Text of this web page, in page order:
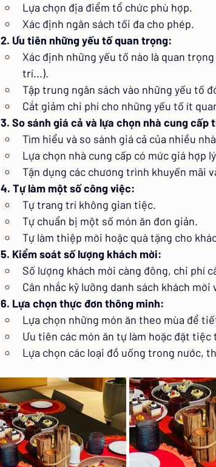
Lựa chọn địa điểm tổ chức phù hợp.
Xác định ngân sách tối đa cho phép.
2. Ưu tiên những yếu tố quan trọng:
Xác định những yếu tố nào là quan
trí...).
Tập trung ngân sách vào những yếu tố
Cắt giảm chi phí cho những yếu tố ít
3. So sánh giá cả và lựa chọn nhà cung cấp
Tìm hiểu và so sánh giá cả của nhiều
Lựa chọn nhà cung cấp có mức giá hợp
Tận dụng các chương trình khuyến mãi
4. Tự làm một số công việc:
Tự trang trí không gian tiệc.
Tự chuẩn bị một số món ăn đơn giản.
Tự làm thiệp mời hoặc quà tặng cho
5. Kiểm soát số lượng khách mời:
Số lượng khách mời càng đông, chi phí
Cân nhắc kỹ lưỡng danh sách khách
6. Lựa chọn thực đơn thông minh:
Lựa chọn những món ăn theo mùa để
Ưu tiên các món ăn tự làm hoặc đặt
Lựa chọn các loại đồ uống trong nước,